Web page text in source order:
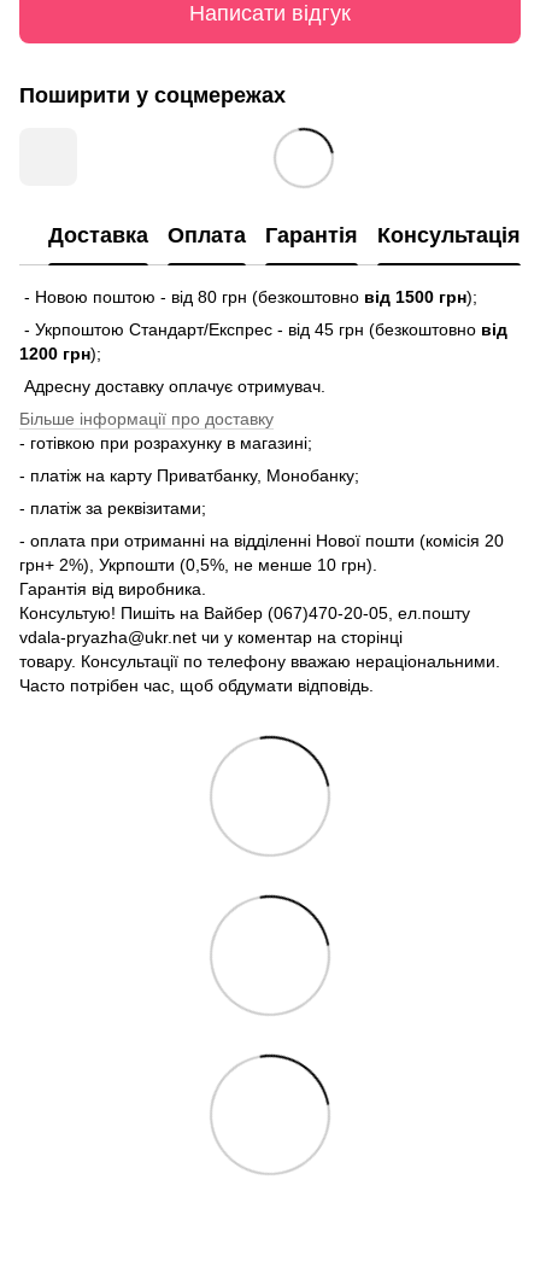
Написати відгук
Поширити у соцмережах
Доставка Оплата Гарантія Консультація
- Новою поштою - від 80 грн (безкоштовно від 1500 грн);
- Укрпоштою Стандарт/Експрес - від 45 грн (безкоштовно від
1200 грн);
Адресну доставку оплачує отримувач.
Більше інформації про доставку
- готівкою при розрахунку в магазині;
- платіж на карту Приватбанку, Монобанку;
- платіж за реквізитами;
- оплата при отриманні на відділенні Нової пошти (комісія 20
грн+ 2%), Укрпошти (0,5%, не менше 10 грн).
Гарантія від виробника.
Консультую! Пишіть на Вайбер (067)470-20-05, ел.пошту
vdala-pryazha@ukr.net чи у коментар на сторінці
товару. Консультації по телефону вважаю нераціональними.
Часто потрібен час, щоб обдумати відповідь.